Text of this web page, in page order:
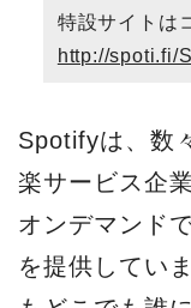
特設サイト
http://spoti.fi/
Spotifyは、数
楽サービス企
オンデマンド
を提供してい